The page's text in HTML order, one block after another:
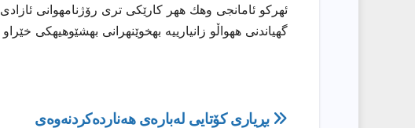
ئهركو ئامانجی وهك ههر كارێكی تری رۆژنامهوانی ئازادی
گهیاندنی ههواڵو زانیارییه بهخوێنهرانی بهشێوهیهكی
بڕیاری کۆتایی لەبارەی هەناردەکردنەوەی